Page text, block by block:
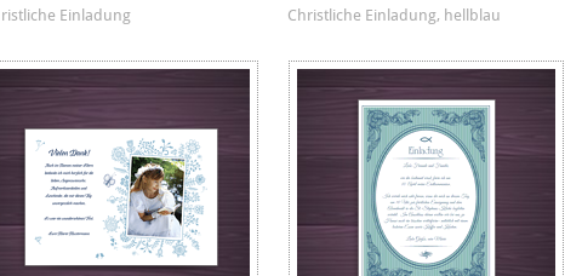
Einladung Christliche Einladung, hellblau